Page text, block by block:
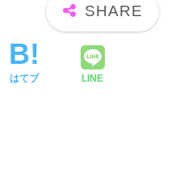
はてブ LINE